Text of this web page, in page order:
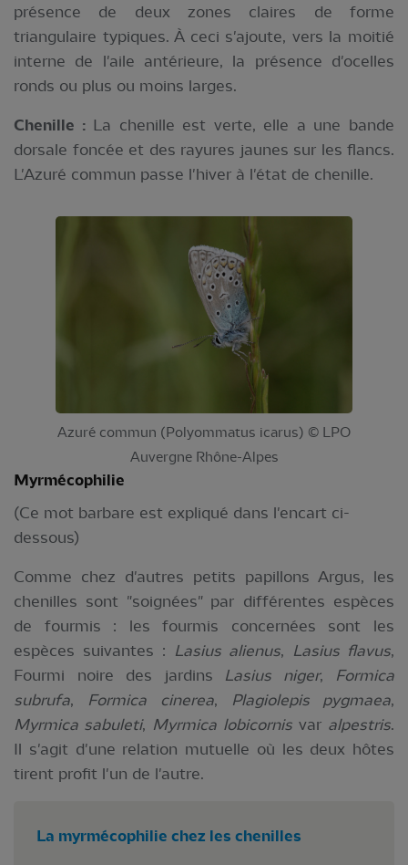
présence de deux zones claires de forme
triangulaire typiques. À ceci s'ajoute, vers la moitié
interne de l'aile antérieure, la présence d'ocelles
ronds ou plus ou moins larges.
Chenille : La chenille est verte, elle a une bande
dorsale foncée et des rayures jaunes sur les flancs.
L'Azuré commun passe l'hiver à l'état de chenille.
Azuré commun (Polyommatus icarus) © LPO
Auvergne Rhône-Alpes
Myrmécophilie
(Ce mot barbare est expliqué dans l'encart ci-
dessous)
Comme chez d'autres petits papillons Argus, les
chenilles sont "soignées" par différentes espèces
de fourmis : les fourmis concernées sont les
espèces suivantes : Lasius alienus, Lasius flavus,
Fourmi noire des jardins Lasius niger, Formica
subrufa, Formica cinerea, Plagiolepis pygmaea,
Myrmica sabuleti, Myrmica lobicornisvar alpestris.
Il s'agit d'une relation mutuelle où les deux hôtes
tirent profit l'un de l'autre.
La myrmécophilie chez les chenilles